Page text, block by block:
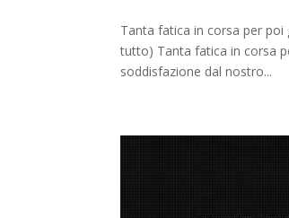
Tanta fatica in corsa per
tutto) Tanta fatica in corsa
soddisfazione dal nostro...